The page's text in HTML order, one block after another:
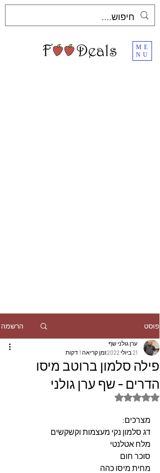
ME
NU
פוסט הרשמה
פילה סלמון ברוטב מיסו
הדרים - שף ערן גולני
ערן גולני שף
21 ביולי 2022
זמן קריאה 1 דקות
דירוג של NaN מתוך 5 כוכבים
מצרכים:
דג סלמון נקי מעצמות וקשקשים
מלח אטלנטי
סוכר חום
מחית מיסו כהה